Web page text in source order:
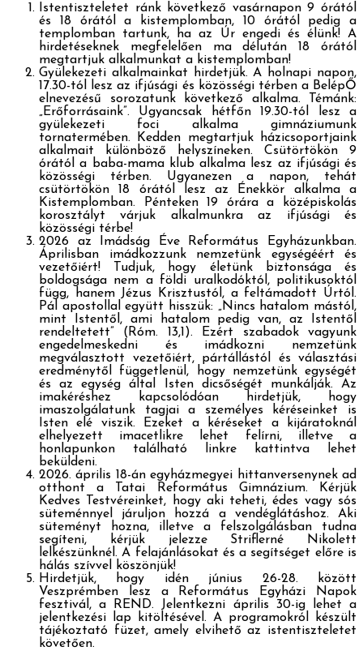
Istentiszteletet ránk következő vasárnapon 9 órától
és 18 órától a kistemplomban, 10 órától pedig a
templomban tartunk, ha az Úr engedi és élünk! A
hirdetéseknek megfelelően ma délután 18 órától
megtartjuk alkalmunkat a kistemplomban!
Gyülekezeti alkalmainkat hirdetjük. A holnapi napon,
17.30-tól lesz az ifjúsági és közösségi térben a BelépŐ
elnevezésű sorozatunk következő alkalma. Témánk:
„Erőforrásaink”. Ugyancsak hétfőn 19.30-tól lesz a
gyülekezeti foci alkalma gimnáziumunk
tornatermében. Kedden megtartjuk házicsoportjaink
alkalmait különböző helyszíneken. Csütörtökön 9
órától a baba-mama klub alkalma lesz az ifjúsági és
közösségi térben. Ugyanezen a napon, tehát
csütörtökön 18 órától lesz az Énekkör alkalma a
Kistemplomban. Pénteken 19 órára a középiskolás
korosztályt várjuk alkalmunkra az ifjúsági és
közösségi térbe!
2026 az Imádság Éve Református Egyházunkban.
Áprilisban imádkozzunk nemzetünk egységéért és
vezetőiért! Tudjuk, hogy életünk biztonsága és
boldogsága nem a földi uralkodóktól, politikusoktól
függ, hanem Jézus Krisztustól, a feltámadott Úrtól.
Pál apostollal együtt hisszük: „Nincs hatalom mástól,
mint Istentől, ami hatalom pedig van, az Istentől
rendeltetett” (Róm. 13,1). Ezért szabadok vagyunk
engedelmeskedni és imádkozni nemzetünk
megválasztott vezetőiért, pártállástól és választási
eredménytől függetlenül, hogy nemzetünk egységét
és az egység által Isten dicsőségét munkálják. Az
imakéréshez kapcsolódóan hirdetjük, hogy
imaszolgálatunk tagjai a személyes kéréseinket is
Isten elé viszik. Ezeket a kéréseket a kijáratoknál
elhelyezett imacetlikre lehet felírni, illetve a
honlapunkon található linkre kattintva lehet
beküldeni.
2026. április 18-án egyházmegyei hittanversenynek ad
otthont a Tatai Református Gimnázium. Kérjük
Kedves Testvéreinket, hogy aki teheti, édes vagy sós
süteménnyel járuljon hozzá a vendéglátáshoz. Aki
süteményt hozna, illetve a felszolgálásban tudna
segíteni, kérjük jelezze Striflerné Nikolett
lelkészünknél. A felajánlásokat és a segítséget előre is
hálás szívvel köszönjük!
Hirdetjük, hogy idén június 26-28. között
Veszprémben lesz a Református Egyházi Napok
fesztivál, a REND. Jelentkezni április 30-ig lehet a
jelentkezési lap kitöltésével. A programokról készült
tájékoztató füzet, amely elvihető az istentiszteletet
követően.